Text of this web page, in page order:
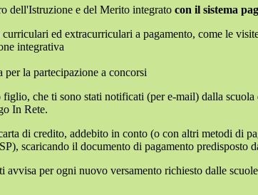
dell'Istruzione e del Merito integrato con il sistema
ed extracurriculari a pagamento, come le
integrativa
la partecipazione a concorsi
figlio, che ti sono stati notificati (per e-mail) dalla
In Rete.
di credito, addebito in conto (o con altri metodi di
scaricando il documento di pagamento predisposto
per ogni nuovo versamento richiesto dalle